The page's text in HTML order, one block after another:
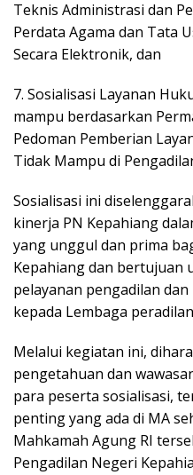
Teknis Administrasi dan
Perdata Agama dan Tata
Secara Elektronik, dan
7. Sosialisasi Layanan
mampu berdasarkan
Pedoman Pemberian
Tidak Mampu di
Sosialisasi ini
kinerja PN Kepahiang
yang unggul dan prima
Kepahiang dan bertujuan
pelayanan pengadilan
kepada Lembaga
Melalui kegiatan ini,
pengetahuan dan
para peserta sosialisasi,
penting yang ada di MA
Mahkamah Agung RI
Pengadilan Negeri